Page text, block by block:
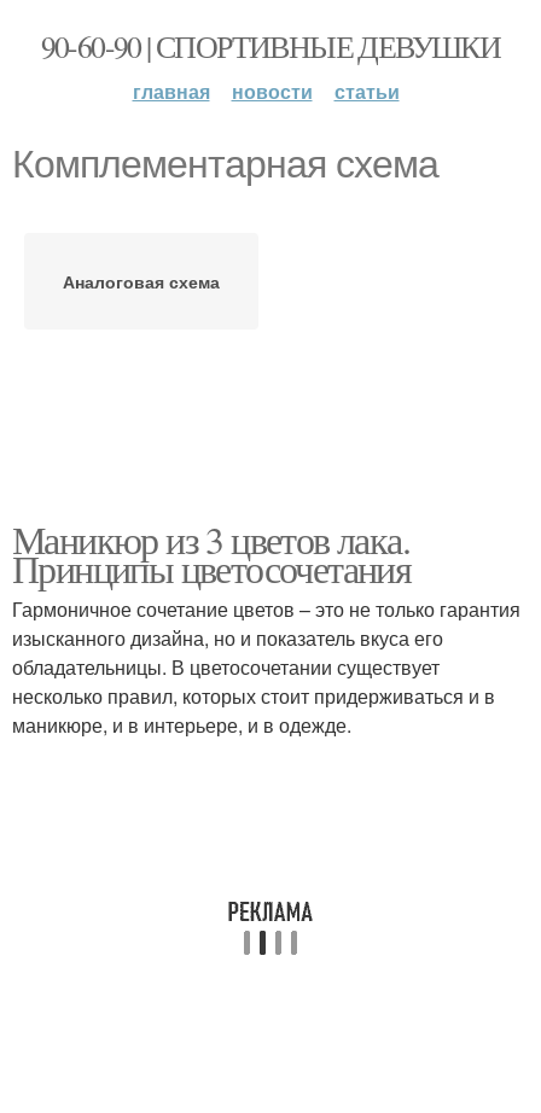
90-60-90 | СПОРТИВНЫЕ ДЕВУШКИ
главная новости статьи
Комплементарная схема
Аналоговая схема
Маникюр из 3 цветов лака.
Принципы цветосочетания
Гармоничное сочетание цветов – это не только гарантия
изысканного дизайна, но и показатель вкуса его
обладательницы. В цветосочетании существует
несколько правил, которых стоит придерживаться и в
маникюре, и в интерьере, и в одежде.